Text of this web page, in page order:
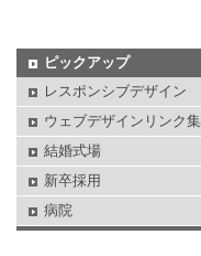
ピックアップ
レスポンシブデザイン
ウェブデザインリンク集
結婚式場
新卒採用
病院